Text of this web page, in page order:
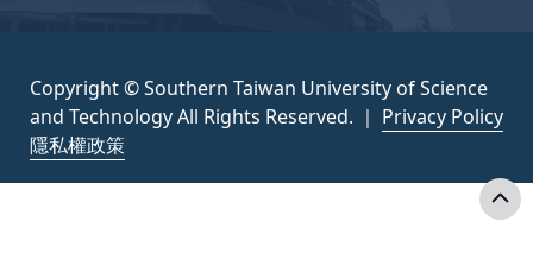
Copyright © Southern Taiwan University of Science
and Technology All Rights Reserved. ｜ Privacy Policy
隱私權政策